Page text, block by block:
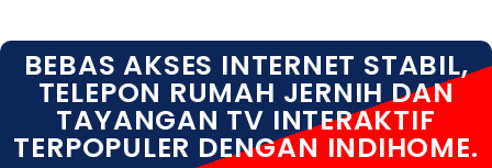
BEBAS AKSES INTERNET STABIL,
TELEPON RUMAH JERNIH DAN
TAYANGAN TV INTERAKTIF
TERPOPULER DENGAN INDIHOME.